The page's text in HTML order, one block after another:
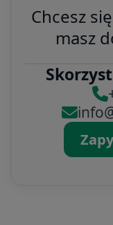
Chcesz
masz